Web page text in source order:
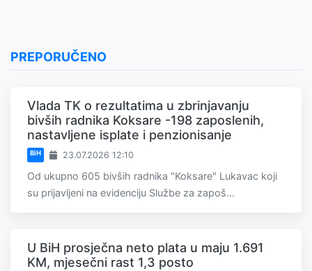
PREPORUČENO
Vlada TK o rezultatima u zbrinjavanju
bivših radnika Koksare -198 zaposlenih,
nastavljene isplate i penzionisanje
BiH 23.07.2026 12:10
Od ukupno 605 bivših radnika "Koksare" Lukavac koji
su prijavljeni na evidenciju Službe za zapoš...
U BiH prosječna neto plata u maju 1.691
KM, mjesečni rast 1,3 posto